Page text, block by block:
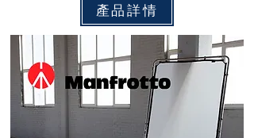
產品詳情